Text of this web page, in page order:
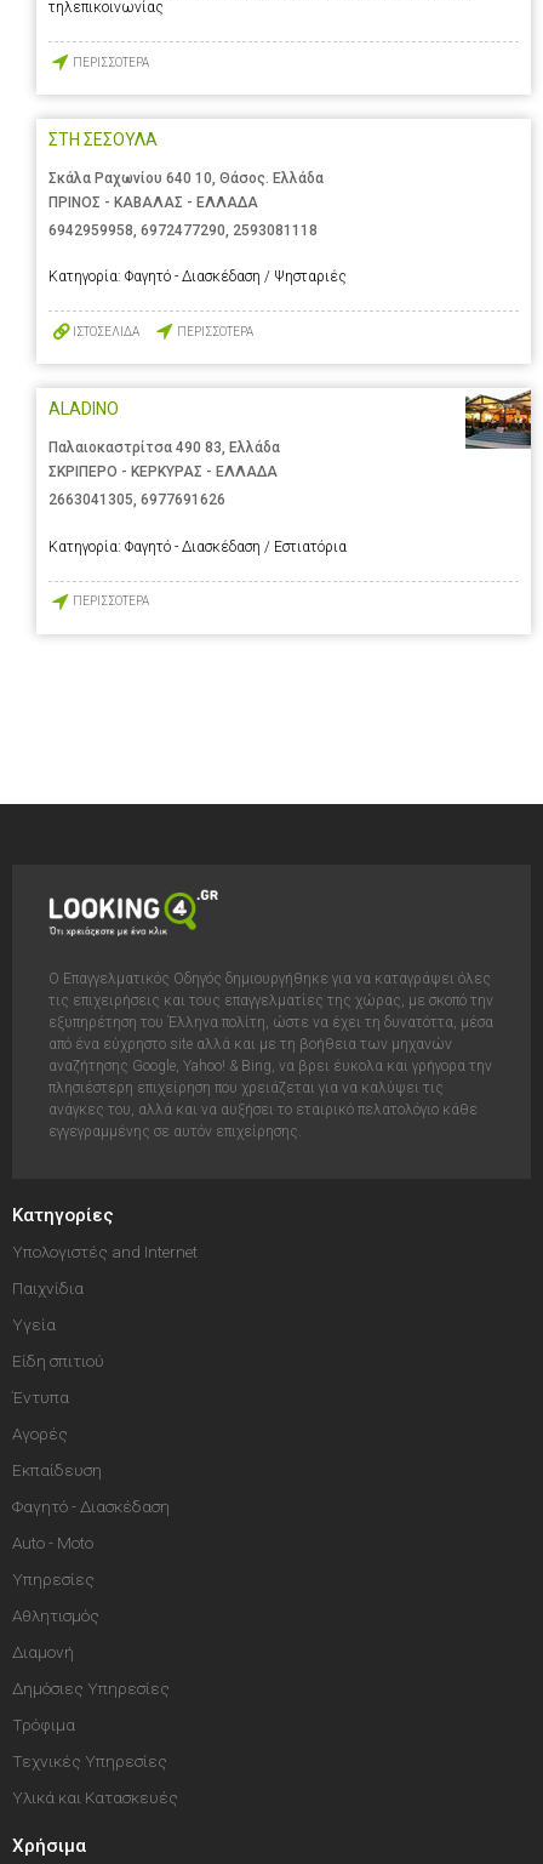
τηλεπικοινωνίας
ΠΕΡΙΣΣΟΤΕΡΑ
ΣΤΗ ΣΕΣΟΥΛΑ
Σκάλα Ραχωνίου 640 10, Θάσος. Ελλάδα
ΠΡΙΝΟΣ - ΚΑΒΑΛΑΣ - ΕΛΛΑΔΑ
6942959958, 6972477290, 2593081118
Κατηγορία: Φαγητό - Διασκέδαση / Ψησταριές
ΙΣΤΟΣΕΛΙΔΑ ΠΕΡΙΣΣΟΤΕΡΑ
ALADINO
Παλαιοκαστρίτσα 490 83, Ελλάδα
ΣΚΡΙΠΕΡΟ - ΚΕΡΚΥΡΑΣ - ΕΛΛΑΔΑ
2663041305, 6977691626
Κατηγορία: Φαγητό - Διασκέδαση / Εστιατόρια
ΠΕΡΙΣΣΟΤΕΡΑ
Ο Επαγγελματικός Οδηγός δημιουργήθηκε για να καταγράψει όλες
τις επιχειρήσεις και τους επαγγελματίες της χώρας, με σκοπό την
εξυπηρέτηση του Έλληνα πολίτη, ώστε να έχει τη δυνατόττα, μέσα
από ένα εύχρηστο site αλλά και με τη βοήθεια των μηχανών
αναζήτησης Google, Yahoo! & Bing, να βρει έυκολα και γρήγορα την
πλησιέστερη επιχείρηση που χρειάζεται για να καλύψει τις
ανάγκες του, αλλά και να αυξήσει το εταιρικό πελατολόγιο κάθε
εγγεγραμμένης σε αυτόν επιχείρησης.
Κατηγορίες
Υπολογιστές and Internet
Παιχνίδια
Υγεία
Είδη σπιτιού
Έντυπα
Αγορές
Εκπαίδευση
Φαγητό - Διασκέδαση
Auto - Moto
Υπηρεσίες
Αθλητισμός
Διαμονή
Δημόσιες Υπηρεσίες
Τρόφιμα
Τεχνικές Υπηρεσίες
Υλικά και Κατασκευές
Χρήσιμα